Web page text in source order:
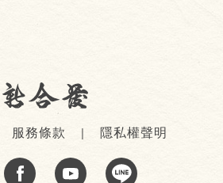
服務條款 隱私權聲明